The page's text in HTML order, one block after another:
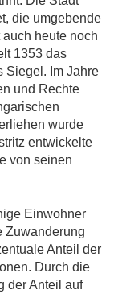
die umgebende
heute noch
1353 das
Siegel. Im Jahre
und Rechte
wurde
entwickelte
von seinen
Einwohner
Zuwanderung
Anteil der
Durch die
der Anteil auf